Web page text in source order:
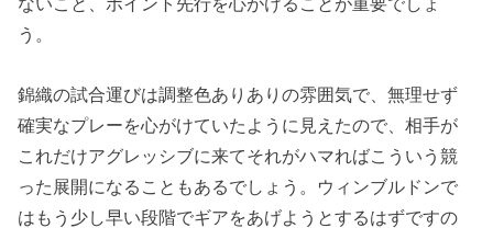
う。
錦織の試合運びは調整色ありありの雰囲気で、無理せず
確実なプレーを心がけていたように見えたので、相手が
これだけアグレッシブに来てそれがハマればこういう競
った展開になることもあるでしょう。ウィンブルドンで
はもう少し早い段階でギアをあげようとするはずですの